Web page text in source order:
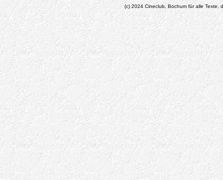
(c) 2024 Cineclub, Bochum für alle Texte,